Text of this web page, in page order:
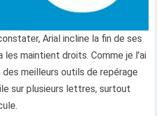
Arial incline la fin de ses
maintient droits. Comme je l'ai
meilleurs outils de repérage
sur plusieurs lettres, surtout